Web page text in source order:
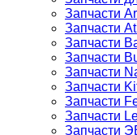
Запчасти
Запчасти
Запчасти
Запчасти
Запчасти
Запчасти
Запчасти
Запчасти
Запчасти